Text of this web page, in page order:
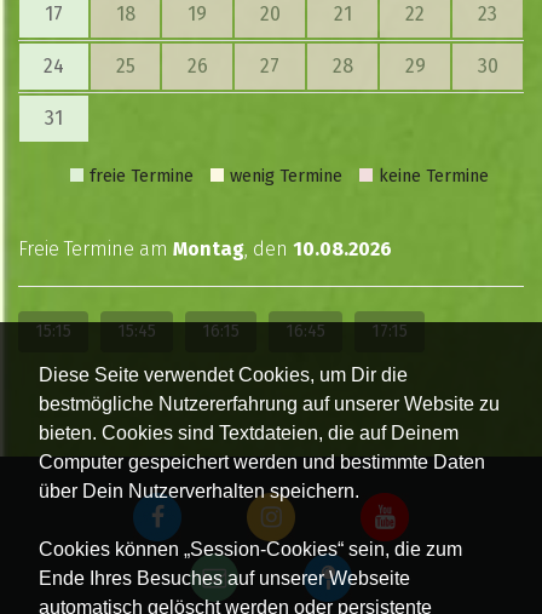
Diese Seite verwendet Cookies, um Dir die
bestmögliche Nutzererfahrung auf unserer Website zu
bieten. Cookies sind Textdateien, die auf Deinem
Computer gespeichert werden und bestimmte Daten
über Dein Nutzerverhalten speichern.
Cookies können „Session-Cookies“ sein, die zum
Ende Ihres Besuches auf unserer Webseite
automatisch gelöscht werden oder persistente
17 18 19 20 21 22 23
24 25 26 27 28 29 30
31
freie Termine wenig Termine keine Termine
Freie Termine am Montag , den 10.08.2026
15:15 15:45 16:15 16:45 17:15